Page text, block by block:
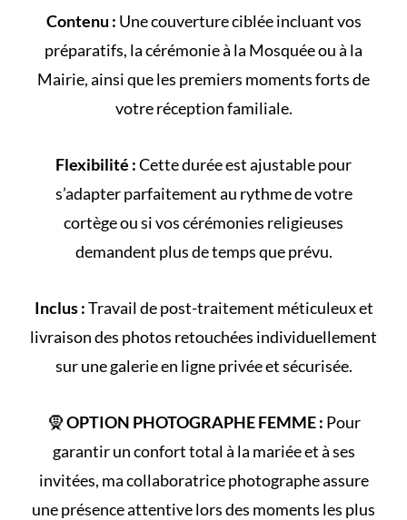
Contenu : Une couverture ciblée incluant vos
préparatifs, la cérémonie à la Mosquéeou à la
Mairie, ainsi que les premiers moments forts de
votreréception familiale.
Flexibilité :Cette durée est ajustable pour
s’adapter parfaitement au rythme de votre
cortègeou si vos cérémonies religieuses
demandent plus de temps que prévu.
Inclus :Travail de post-traitement méticuleux et
livraison des photos retouchées individuellement
sur une galerie en ligne privée et sécurisée.
🧕OPTION PHOTOGRAPHE FEMME : Pour
garantir un confort total à la mariée et à ses
invitées, ma collaboratrice photographe assure
une présence attentive lors des moments les plus